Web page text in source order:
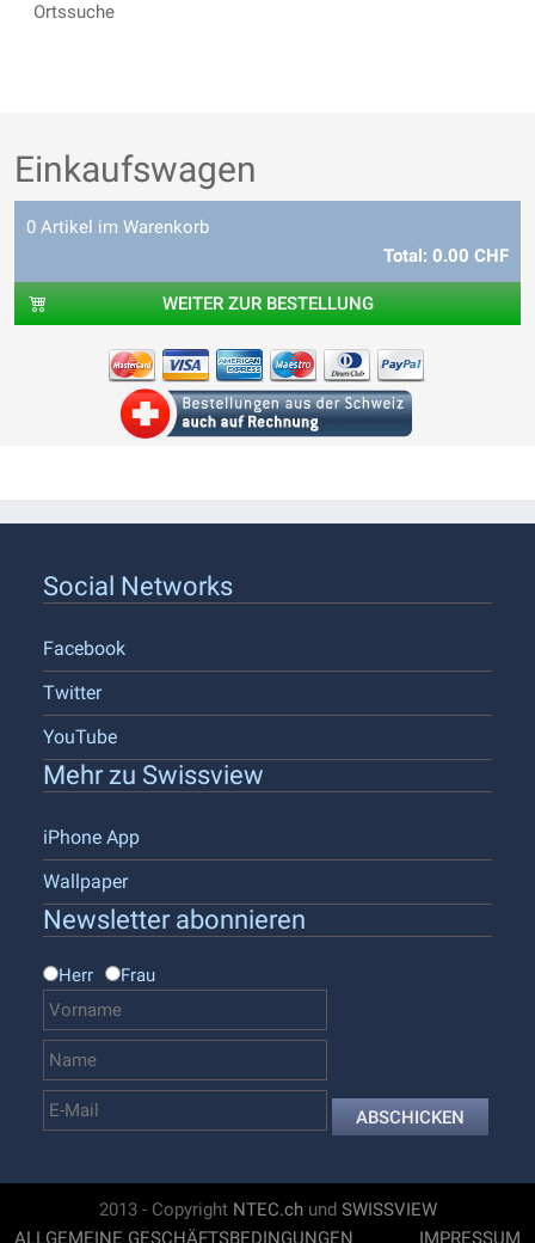
Ortssuche
Einkaufswagen
0 Artikel im Warenkorb
Total: 0.00 CHF
WEITER ZUR BESTELLUNG
Social Networks
Facebook
Twitter
YouTube
Mehr zu Swissview
iPhone App
Wallpaper
Newsletter abonnieren
Herr Frau
ABSCHICKEN
2013 - Copyright NTEC.chund SWISSVIEW
ALLGEMEINE GESCHÄFTSBEDINGUNGEN
IMPRESSUM